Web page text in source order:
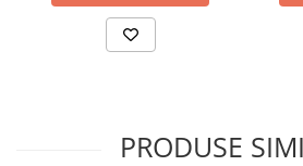
PRODUSE